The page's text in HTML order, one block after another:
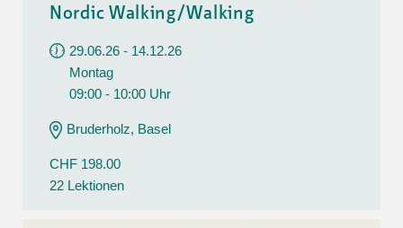
Nordic Walking/Walking
29.06.26 - 14.12.26
Montag
09:00 - 10:00 Uhr
Bruderholz, Basel
CHF 198.00
22 Lektionen